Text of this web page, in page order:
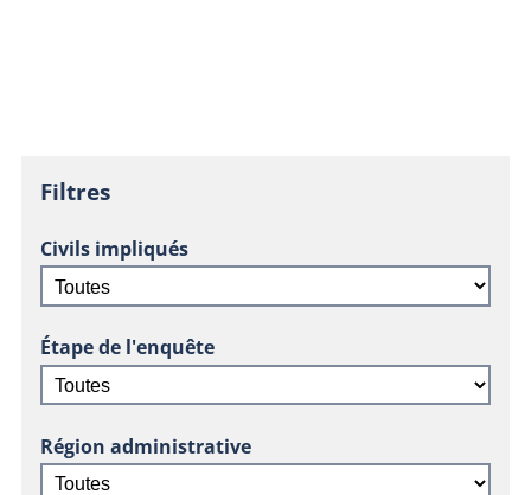
Filtres
Civils impliqués
Étape de l'enquête
Région administrative